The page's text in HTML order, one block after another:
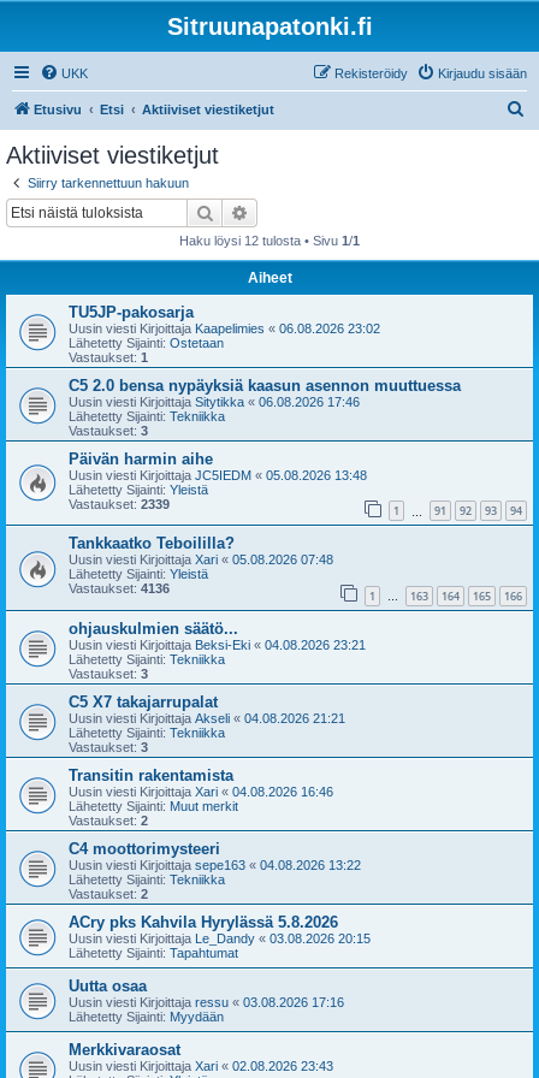
Sitruunapatonki.fi
UKK Kirjaudu sisään
Rekisteröidy
Etusivu Etsi Aktiiviset viestiketjut
Aktiiviset viestiketjut
Siirry tarkennettuun hakuun
Etsi
Haku löysi 12 tulosta • Sivu 1/1
Aiheet
TU5JP-pakosarja
Uusin viesti Kirjoittaja Kaapelimies « 06.08.2026 23:02
Lähetetty Sijainti: Ostetaan
Vastaukset: 1
C5 2.0 bensa nypäyksiä kaasun asennon muuttuessa
Uusin viesti Kirjoittaja Sitytikka « 06.08.2026 17:46
Lähetetty Sijainti: Tekniikka
Vastaukset: 3
Päivän harmin aihe
Uusin viesti Kirjoittaja JC5IEDM « 05.08.2026 13:48
Lähetetty Sijainti: Yleistä
Vastaukset: 2339 1 91 92 93 94
Tankkaatko Teboililla?
Uusin viesti Kirjoittaja Xari « 05.08.2026 07:48
Lähetetty Sijainti: Yleistä
Vastaukset: 4136 1 … 163 164 165 166
ohjauskulmien säätö...
Uusin viesti Kirjoittaja Beksi-Eki « 04.08.2026 23:21
Lähetetty Sijainti: Tekniikka
Vastaukset: 3
C5 X7 takajarrupalat
Uusin viesti Kirjoittaja Akseli « 04.08.2026 21:21
Lähetetty Sijainti: Tekniikka
Vastaukset: 3
Transitin rakentamista
Uusin viesti Kirjoittaja Xari « 04.08.2026 16:46
Lähetetty Sijainti: Muut merkit
Vastaukset: 2
C4 moottorimysteeri
Uusin viesti Kirjoittaja sepe163 « 04.08.2026 13:22
Lähetetty Sijainti: Tekniikka
Vastaukset: 2
ACry pks Kahvila Hyrylässä 5.8.2026
Uusin viesti Kirjoittaja Le_Dandy « 03.08.2026 20:15
Lähetetty Sijainti: Tapahtumat
Uutta osaa
Uusin viesti Kirjoittaja ressu « 03.08.2026 17:16
Lähetetty Sijainti: Myydään
Merkkivaraosat
Uusin viesti Kirjoittaja Xari « 02.08.2026 23:43